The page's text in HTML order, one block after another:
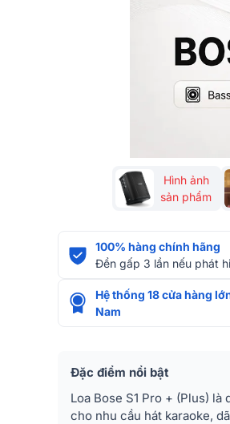
Hình ảnh
sản phẩm
100% hàng chính hãng
Đền gấp 3 lần nếu phát
Hệ thống 18 cửa hàng
Nam
Đặc điểm nổi bật
Loa Bose S1 Pro + (Plus)
cho nhu cầu hát karaoke,